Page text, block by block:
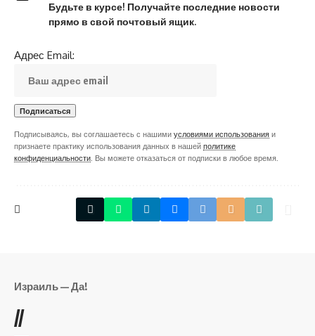
Будьте в курсе! Получайте последние новости
прямо в свой почтовый ящик.
Адрес Email:
Подписываясь, вы соглашаетесь с нашими условиями использования и
признаете практику использования данных в нашей политике
конфиденциальности . Вы можете отказаться от подписки в любое время.
Израиль — Да!
//